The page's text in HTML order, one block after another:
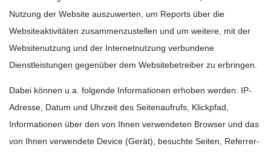
Nutzung der Website auszuwerten, um Reports über die
Websiteaktivitäten zusammenzustellen und um weitere, mit der
Websitenutzung und der Internetnutzung verbundene
Dienstleistungen gegenüber dem Websitebetreiber zu erbringen.
Dabei können u.a. folgende Informationen erhoben werden: IP-
Adresse, Datum und Uhrzeit des Seitenaufrufs, Klickpfad,
Informationen über den von Ihnen verwendeten Browser und das
von Ihnen verwendete Device (Gerät), besuchte Seiten, Referrer-